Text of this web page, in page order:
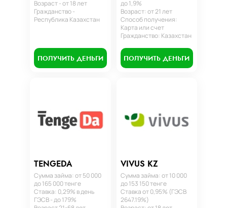
Возраст - от 18 лет
Гражданство -
Республика Казахстан
ПОЛУЧИТЬ ДЕНЬГИ
до 1,9%
Возраст: от 21 лет
Способ получения:
Карта или счет
Гражданство: Казахстан
ПОЛУЧИТЬ ДЕНЬГИ
TENGEDA
Сумма займа: от 50 000
до 165 000 тенге
Ставка: 0,29% в день
ГЭСВ - до 179%
VIVUS KZ
Сумма займа: от 10 000
до 153 150 тенге
Ставка от 0,95% (ГЭСВ
2647.19%)